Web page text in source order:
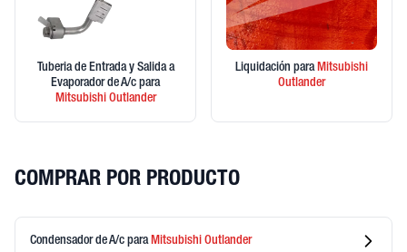
Tuberia de Entrada y Salida a
Evaporador de A/c para
MitsubishiOutlander
Liquidación paraMitsubishi
Outlander
COMPRAR POR PRODUCTO
Condensador de A/c para Mitsubishi Outlander